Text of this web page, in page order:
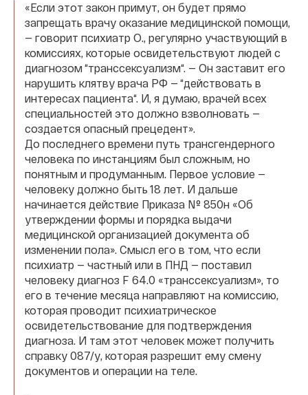
«Если этот закон примут, он будет прямо
запрещать врачу оказание медицинской помощи,
— говорит психиатр О., регулярно участвующий в
комиссиях, которые освидетельствуют людей с
диагнозом “транссексуализм“. — Он заставит его
нарушить клятву врача РФ — “действовать в
интересах пациента“. И, я думаю, врачей всех
специальностей это должно взволновать —
создается опасный прецедент».
До последнего времени путь трансгендерного
человека по инстанциям был сложным, но
понятным и продуманным. Первое условие —
человеку должно быть 18 лет. И дальше
начинается действие Приказа № 850н «Об
утверждении формы и порядка выдачи
медицинской организацией документа об
изменении пола». Смысл его в том, что если
психиатр — частный или в ПНД — поставил
человеку диагноз F 64.0 «транссексуализм», то
его в течение месяца направляют на комиссию,
которая проводит психиатрическое
освидетельствование для подтверждения
диагноза. И там этот человек может получить
справку 087/у, которая разрешит ему смену
документов и операции на теле.